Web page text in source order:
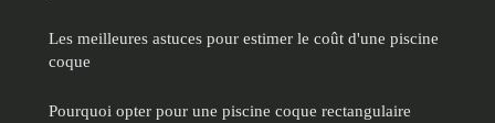
Les meilleures astuces pour estimer le coût d'une piscine
coque
Pourquoi opter pour une piscine coque rectangulaire